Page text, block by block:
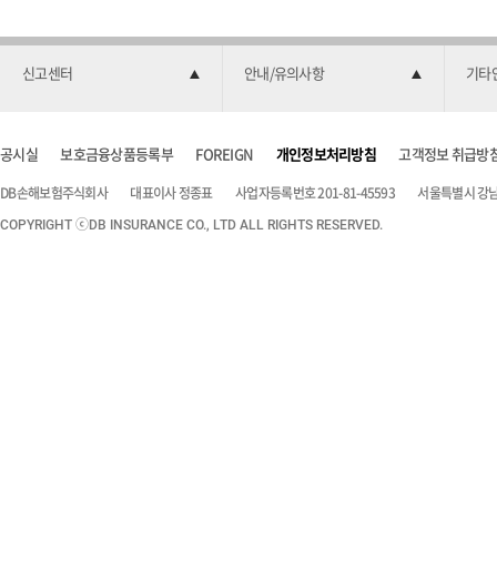
신고센터 안내/유의사항 기타
공시실 보호금융상품등록부 FOREIGN 개인정보처리방침 고객정보 취급방
DB손해보험주식회사 대표이사 정종표 사업자등록번호 201-81-45593 서울특별시 강
COPYRIGHT ⓒDB INSURANCE CO., LTD ALL RIGHTS RESERVED.